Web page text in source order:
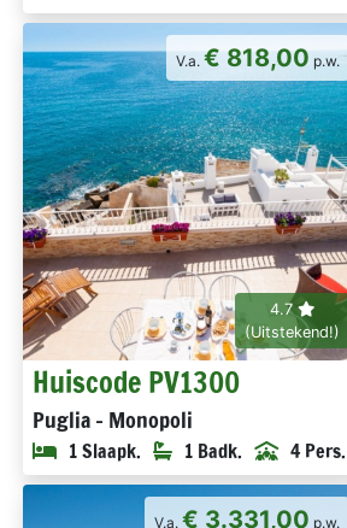
V.a.€ 818,00 p.w.
4.7
(Uitstekend!)
Huiscode PV1300
Puglia - Monopoli
1 Slaapk. 1 Badk. 4 Pers.
V.a. € 3.331,00 p.w.